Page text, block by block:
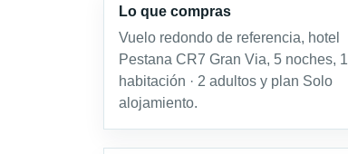
Lo que compras
Vuelo redondo de referencia, hotel
Pestana CR7 Gran Via, 5 noches, 1
habitación · 2 adultos y plan Solo
alojamiento.